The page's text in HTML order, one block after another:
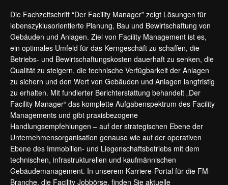
Die Fachzeitschrift “Der Facility Manager” zeigt Lösungen für
lebenszyklusorientierte Planung, Bau und Bewirtschaftung von
Gebäuden und Anlagen. Ziel von Facility Management ist es,
ein optimales Umfeld für das Kerngeschäft zu schaffen, die
Betriebs- und Bewirtschaftungskosten dauerhaft zu senken, die
Qualität zu steigern, die technische Verfügbarkeit der Anlagen
zu sichern und den Wert von Gebäuden und Anlagen langfristig
zu erhalten. Mit fundierter Berichterstattung behandelt „Der
Facility Manager“ das komplette Aufgabenspektrum des Facility
Managements und gibt praxisbezogene
Handlungsempfehlungen – auf der strategischen Ebene der
Unternehmensorganisation genauso wie auf der operativen
Ebene des Immobilien- und Liegenschaftsbetriebs mit dem
technischen, infrastrukturellen und kaufmännischen
Gebäudemanagement. In unserem Karriere-Portal für die FM-
Branche, die Facility Jobbörse, finden Sie aktuelle